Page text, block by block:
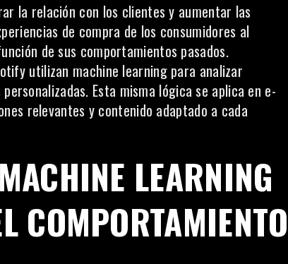
la relación con los clientes y aumentar las
de compra de los consumidores al
de sus comportamientos pasados.
utilizan machine learning para analizar
Esta misma lógica se aplica en e-
relevantes y contenido adaptado a cada
LEARNING
COMPORTAMIENTO